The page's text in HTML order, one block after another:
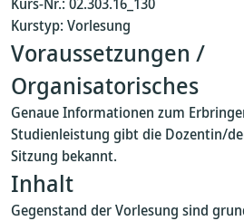
Kurstyp: Vorlesung
Voraussetzungen /
Organisatorisches
Genaue Informationen zum
Studienleistung gibt die Dozentin/
Sitzung bekannt.
Inhalt
Gegenstand der Vorlesung sind